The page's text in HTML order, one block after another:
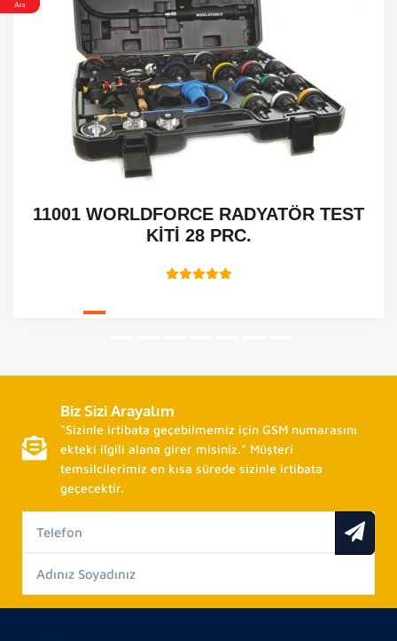
11001 WORLDFORCE RADYATÖR TEST
KİTİ 28 PRC.
Biz Sizi Arayalım
“Sizinle irtibata geçebilmemiz için GSM numarasını
ekteki ilgili alana girer misiniz.” Müşteri
temsilcilerimiz en kısa sürede sizinle irtibata
geçecektir.
Ara